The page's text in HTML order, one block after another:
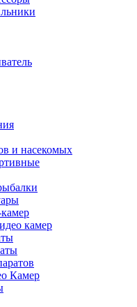
и насекомых
камер
Камер